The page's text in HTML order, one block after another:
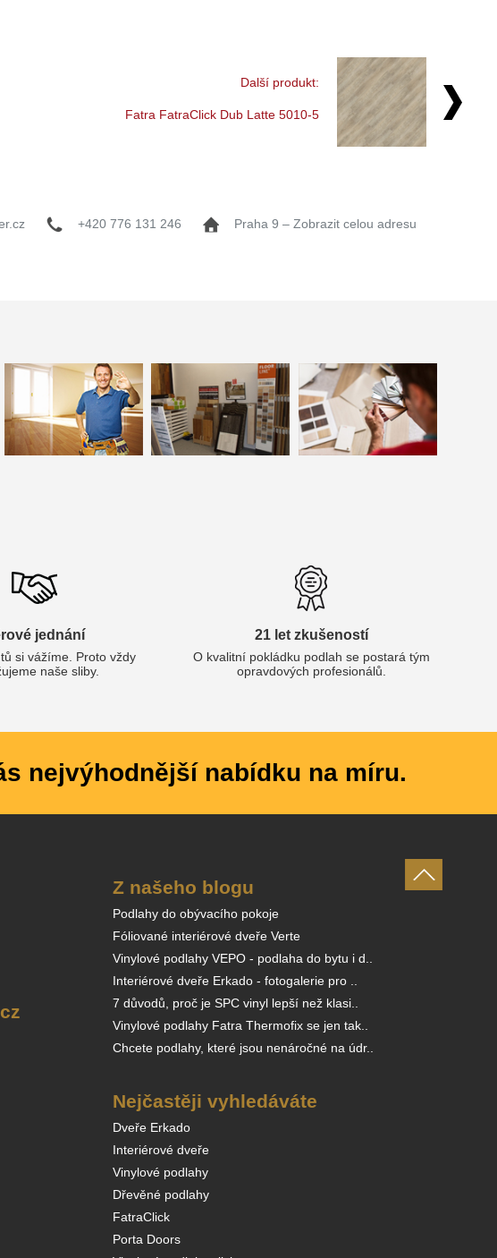
Další produkt:
Fatra FatraClick Dub Latte 5010-5
+420 776 131 246 Praha 9 – Zobrazit celou adresu
jednání
si vážíme. Proto vždy
naše sliby.
21 let zkušeností
O kvalitní pokládku podlah se postará tým
opravdových profesionálů.
nejvýhodnější nabídku na míru.
Z našeho blogu
Podlahy do obývacího pokoje
Fóliované interiérové dveře Verte
Vinylové podlahy VEPO - podlaha do bytu i d..
Interiérové dveře Erkado - fotogalerie pro ..
7 důvodů, proč je SPC vinyl lepší než klasi..
Vinylové podlahy Fatra Thermofix se jen tak..
Chcete podlahy, které jsou nenáročné na údr..
Nejčastěji vyhledáváte
Dveře Erkado
Interiérové dveře
Vinylové podlahy
Dřevěné podlahy
FatraClick
Porta Doors